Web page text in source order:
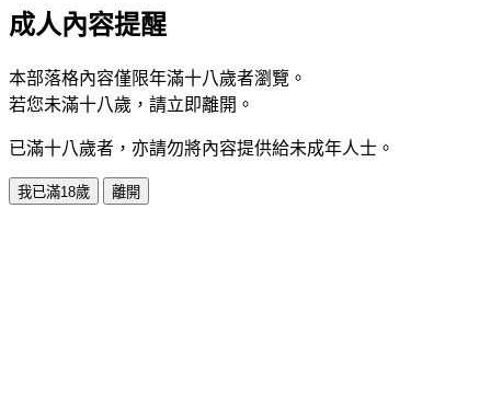
成人內容提醒
本部落格內容僅限年滿十八歲者瀏覽。
若您未滿十八歲，請立即離開。
已滿十八歲者，亦請勿將內容提供給未成年人士。
我已滿18歲 離開